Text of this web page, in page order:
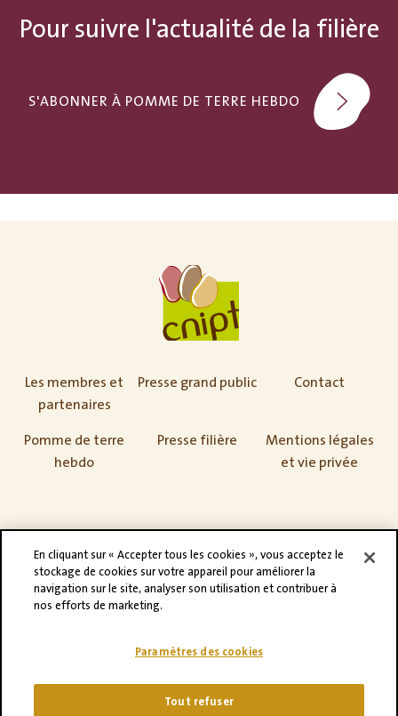
Pour suivre l'actualité de la filière
S'ABONNER À POMME DE TERRE HEBDO
Les membres et
partenaires
Presse grand public Contact
Pomme de terre
hebdo
Presse filière
Mentions légales
et vie privée
Adveris
En cliquant sur « Accepter tous les cookies », vous acceptez le
stockage de cookies sur votre appareil pour améliorer la
navigation sur le site, analyser son utilisation et contribuer à
nos efforts de marketing.
Paramètres des cookies
Tout refuser